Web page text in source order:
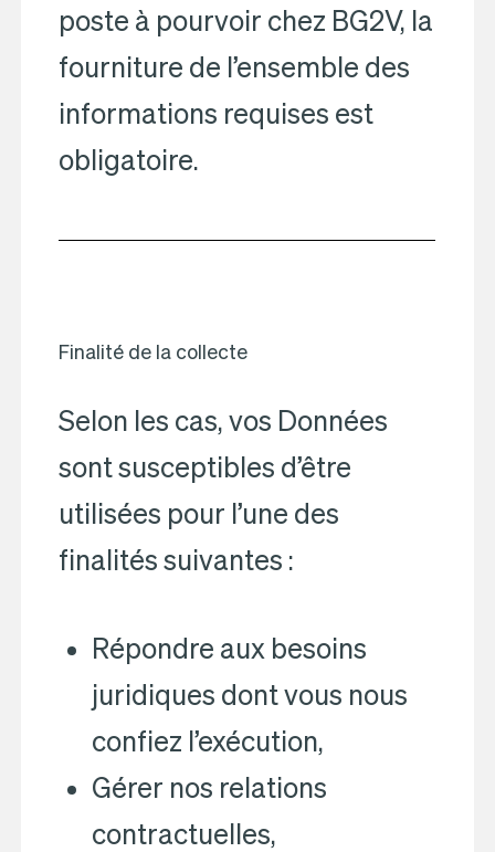
poste à pourvoir chez BG2V, la
fourniture de l’ensemble des
informations requises est
obligatoire.
Finalité de la collecte
Selon les cas, vos Données
sont susceptibles d’être
utilisées pour l’une des
finalités suivantes :
Répondre aux besoins
juridiques dont vous nous
confiez l’exécution,
Gérer nos relations
contractuelles,